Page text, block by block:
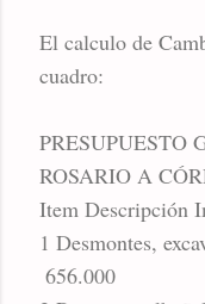
El calculo de
cuadro:
PRESUPUESTO
ROSARIO A
Item Descripción
1 Desmontes,
656.000